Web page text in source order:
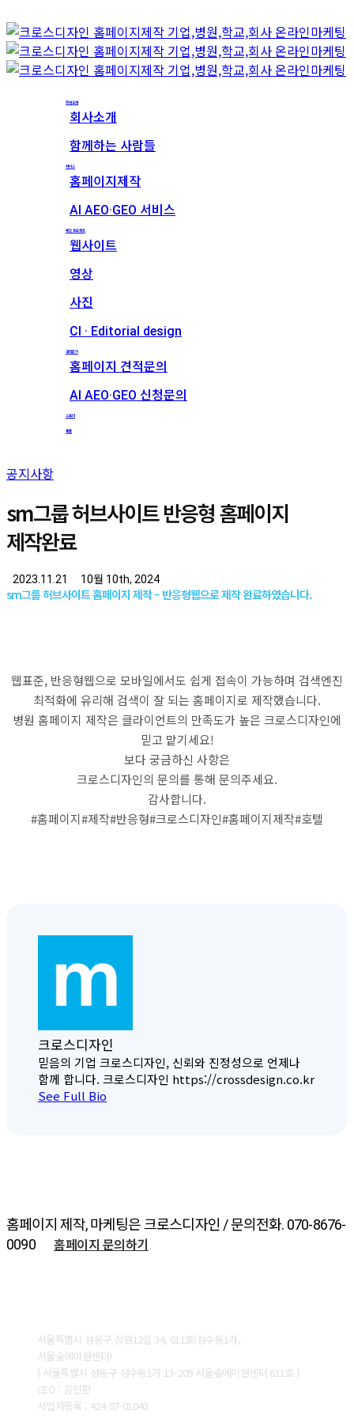
회사소개
회사소개
함께하는 사람들
서비스
홈페이지제작
AI AEO·GEO 서비스
메인 프로젝트
웹사이트
영상
사진
CI · Editorial design
견적문의
홈페이지 견적문의
AI AEO·GEO 신청문의
스토리
채용
공지사항
sm그룹 허브사이트 반응형 홈페이지
제작완료
2023.11.21 10월 10th, 2024
sm그룹 허브사이트 홈페이지 제작 – 반응형웹으로 제작 완료하였습니다.
웹표준, 반응형웹으로 모바일에서도 쉽게 접속이 가능하며 검색엔진
최적화에 유리해 검색이 잘 되는 홈페이지로 제작했습니다.
병원 홈페이지 제작은 클라이언트의 만족도가 높은 크로스디자인에
믿고 맡기세요!
보다 궁금하신 사항은
크로스디자인의 문의를 통해 문의주세요.
감사합니다.
#홈페이지#제작#반응형#크로스디자인#홈페이지제작#호텔
크로스디자인
믿음의 기업 크로스디자인, 신뢰와 진정성으로 언제나
함께 합니다. 크로스디자인 https://crossdesign.co.kr
See Full Bio
홈페이지 제작, 마케팅은 크로스디자인 / 문의전화. 070-8676-
0090
홈페이지 문의하기
서울특별시 성동구 상원12길 34, 611호(성수동1가,
서울숲에이원센터)
( 서울특별시 성동구 성수동1가 13-209 서울숲에이원센터 611호 )
CEO : 김민환
사업자등록 : 424-87-01040